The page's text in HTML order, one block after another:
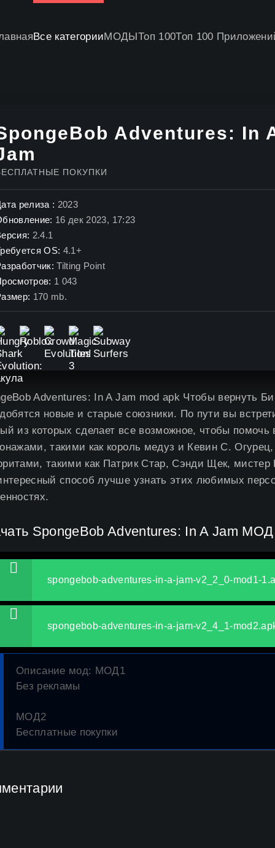
Все категорииМОДЫТоп 100Топ 100
Adventures: In
ПОКУПКИ
релиза : 2023
16 дек 2023, 17:23
2.4.1
OS: 4.1+
Tilting Point
1 043
170 mb.
Adventures: In A Jam mod apk Чтобы вернуть
новые и старые союзники. По пути вы
из которых сделает все возможное, чтобы
такими как король медуз и Кевин С.
такими как Патрик Стар, Сэнди Щек,
способ лучше узнать этих любимых
SpongeBob Adventures: In A Jam
spongebob-adventures-in-a-jam-v2_2_0-mod1-
spongebob-adventures-in-a-jam-v2_4_1-
Описание мод: МОД1
Без рекламы
МОД2
Бесплатные покупки